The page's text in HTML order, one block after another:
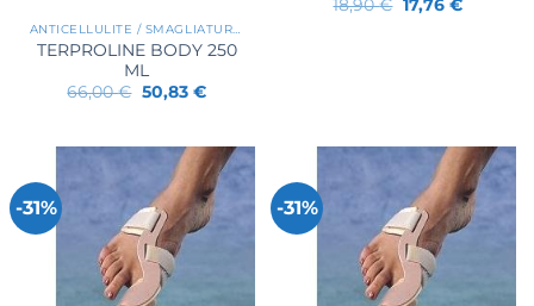
ANTICELLULITE / SMAGLIATURE / RASSODANTI
TERPROLINE BODY 250
ML
66,00€ Il
prezzo
66,00 €.
50,83 €Il
50,83 €.
18,90€
prezzo
17,76 €
-31% -31%